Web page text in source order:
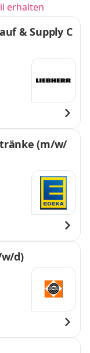
erhalten
& Supply C
(m/w/
d)